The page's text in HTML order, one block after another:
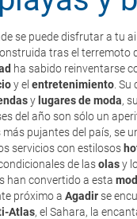
se puede disfrutar a tu
tras el terremoto
ha sabido reinventarse
y el entretenimiento .
y lugares de moda, su
del año son sólo un
más pujantes del país, se
servicios con estilosos
de lasolasy
han convertido a esta
próximo a Agadir se
Atlas, el Sahara, la
enviada por mail en el
todas las compañías
directamente en los
una compañía low cost,
(que deberás
mismo aeropuerto.